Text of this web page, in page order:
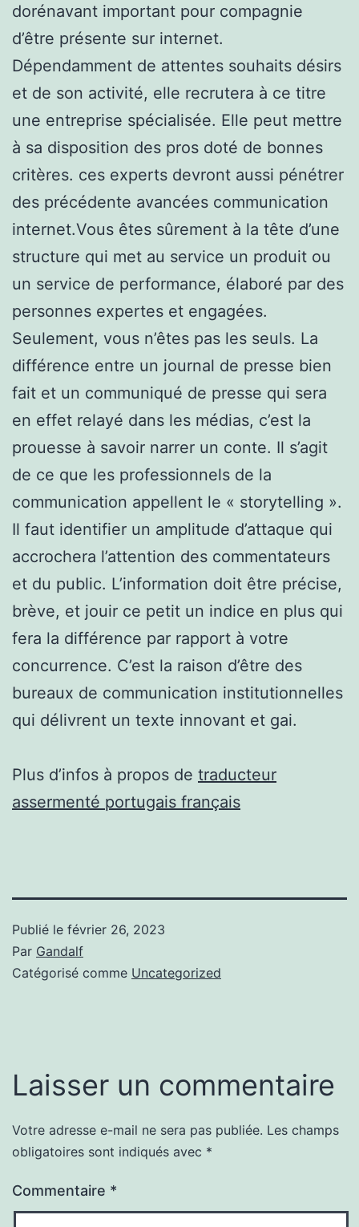
dorénavant important pour compagnie
d’être présente sur internet.
Dépendamment de attentes souhaits désirs
et de son activité, elle recrutera à ce titre
une entreprise spécialisée. Elle peut mettre
à sa disposition des pros doté de bonnes
critères. ces experts devront aussi pénétrer
des précédente avancées communication
internet.Vous êtes sûrement à la tête d’une
structure qui met au service un produit ou
un service de performance, élaboré par des
personnes expertes et engagées.
Seulement, vous n’êtes pas les seuls. La
différence entre un journal de presse bien
fait et un communiqué de presse qui sera
en effet relayé dans les médias, c’est la
prouesse à savoir narrer un conte. Il s’agit
de ce que les professionnels de la
communication appellent le « storytelling ».
Il faut identifier un amplitude d’attaque qui
accrochera l’attention des commentateurs
et du public. L’information doit être précise,
brève, et jouir ce petit un indice en plus qui
fera la différence par rapport à votre
concurrence. C’est la raison d’être des
bureaux de communication institutionnelles
qui délivrent un texte innovant et gai.
Plus d’infos à propos de traducteur
assermenté portugais français
Publié le février 26, 2023
Par Gandalf
Catégorisé comme Uncategorized
Laisser un commentaire
Votre adresse e-mail ne sera pas publiée. Les champs
obligatoires sont indiqués avec *
Commentaire *